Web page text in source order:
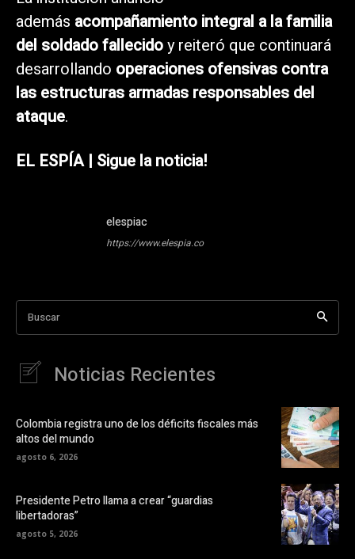
además acompañamiento integral a la familia
del soldado fallecidoy reiteró que continuará
desarrollando operaciones ofensivas contra
las estructuras armadas responsables del
ataque.
EL ESPÍA | Sigue la noticia!
elespiac
https://www.elespia.co
Buscar
Noticias Recientes
Colombia registra uno de los déficits fiscales más
altos del mundo
agosto 6, 2026
Presidente Petro llama a crear “guardias
libertadoras”
agosto 5, 2026